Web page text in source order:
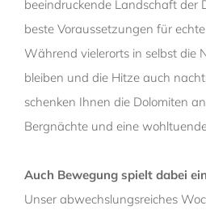
beeindruckende Landschaft der
beste Voraussetzungen für
Während vielerorts in selbst die
bleiben und die Hitze auch
schenken Ihnen die Dolomiten
Bergnächte und eine
Auch Bewegung spielt dabei
Unser abwechslungsreiches